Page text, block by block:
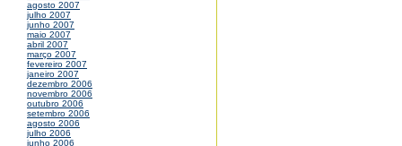
agosto 2007
julho 2007
junho 2007
maio 2007
abril 2007
março 2007
fevereiro 2007
janeiro 2007
dezembro 2006
novembro 2006
outubro 2006
setembro 2006
agosto 2006
julho 2006
junho 2006